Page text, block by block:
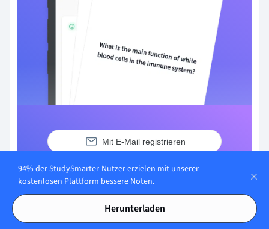
Mit E-Mail registrieren
Du hast bereits ein Konto? Anmelden
94% der StudySmarter-Nutzer erzielen mit unserer
kostenlosen Plattform bessere Noten.
Herunterladen